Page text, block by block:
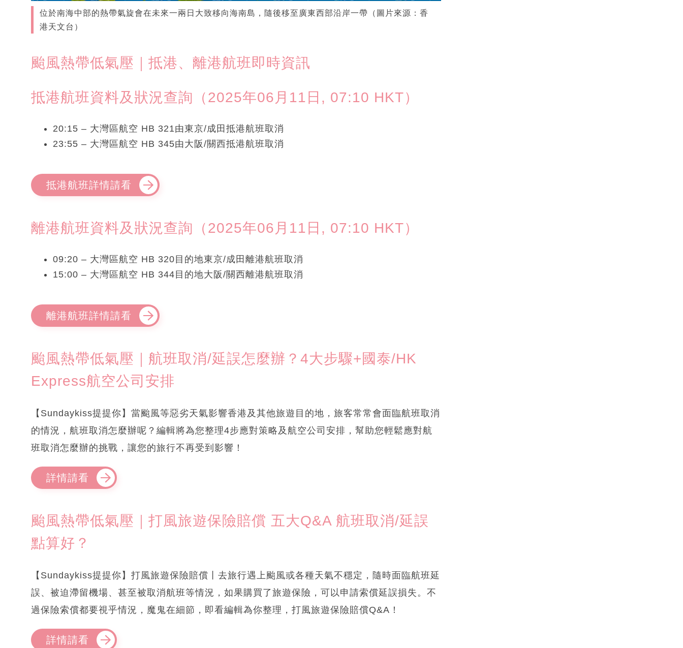
位於南海中部的熱帶氣旋會在未來一兩日大致移向海南島，隨後移至廣東西部沿岸一帶（圖片來源：香
港天文台）
颱風熱帶低氣壓｜抵港、離港航班即時資訊
抵港航班資料及狀況查詢（2025年06月11日, 07:10 HKT）
20:15 – 大灣區航空 HB 321由東京/成田抵港航班取消
23:55 – 大灣區航空 HB 345由大阪/關西抵港航班取消
抵港航班詳情請看
離港航班資料及狀況查詢（2025年06月11日, 07:10 HKT）
09:20 – 大灣區航空 HB 320目的地東京/成田離港航班取消
15:00 – 大灣區航空 HB 344目的地大阪/關西離港航班取消
離港航班詳情請看
颱風熱帶低氣壓｜航班取消/延誤怎麼辦？4大步驟+國泰/HK
Express航空公司安排
【Sundaykiss提提你】當颱風等惡劣天氣影響香港及其他旅遊目的地，旅客常常會面臨航班取消
的情況，航班取消怎麼辦呢？編輯將為您整理4步應對策略及航空公司安排，幫助您輕鬆應對航
班取消怎麼辦的挑戰，讓您的旅行不再受到影響！
詳情請看
颱風熱帶低氣壓｜打風旅遊保險賠償 五大Q&A 航班取消/延誤
點算好？
【Sundaykiss提提你】打風旅遊保險賠償丨去旅行遇上颱風或各種天氣不穩定，隨時面臨航班延
誤、被迫滯留機場、甚至被取消航班等情況，如果購買了旅遊保險，可以申請索償延誤損失。不
過保險索償都要視乎情況，魔鬼在細節，即看編輯為你整理，打風旅遊保險賠償Q&A！
詳情請看